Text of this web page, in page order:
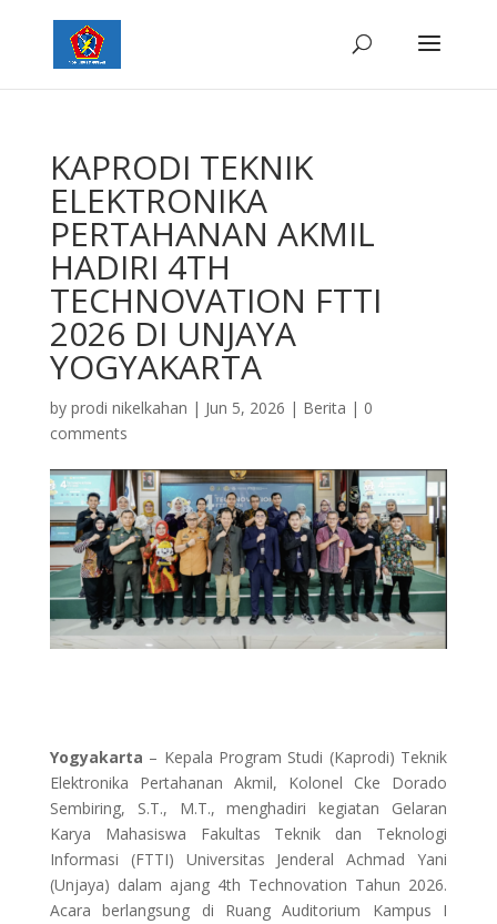
KAPRODI TEKNIK
ELEKTRONIKA
PERTAHANAN AKMIL
HADIRI 4TH
TECHNOVATION FTTI
2026 DI UNJAYA
YOGYAKARTA
by prodi nikelkahan | Jun 5, 2026 | Berita | 0
comments
Yogyakarta – Kepala Program Studi (Kaprodi) Teknik
Elektronika Pertahanan Akmil, Kolonel Cke Dorado
Sembiring, S.T., M.T., menghadiri kegiatan Gelaran
Karya Mahasiswa Fakultas Teknik dan Teknologi
Informasi (FTTI) Universitas Jenderal Achmad Yani
(Unjaya) dalam ajang 4th Technovation Tahun 2026.
Acara berlangsung di Ruang Auditorium Kampus I